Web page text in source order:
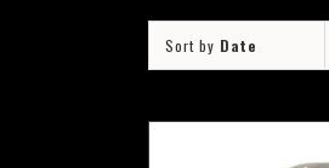
Sort by Date